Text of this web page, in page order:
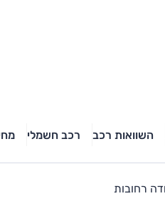
השוואות רכב רכב חשמלי
רחובות